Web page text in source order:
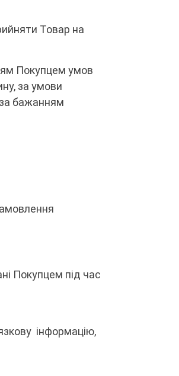
Товар на
Покупцем умов
за умови
бажанням
Покупцем під час
інформацію,